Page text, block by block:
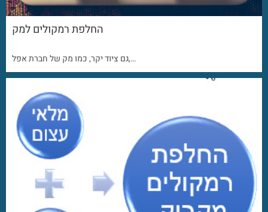
החלפת רמקולים למק
גם ציוד יקר, כמו מק של חברת אפל,…